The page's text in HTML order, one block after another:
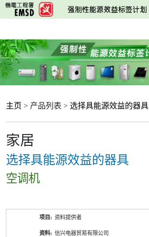
跳
至
要
内
容
主页 > 产品列表 > 选择具能源效益的器具
家居
选择具能源效益的器具
空调机
资料提供者
信兴电器贸易有限公司